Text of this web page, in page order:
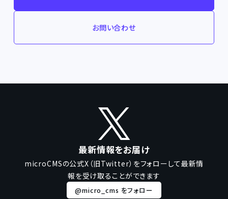
お問い合わせ
最新情報をお届け
microCMSの公式X（旧Twitter）をフォローして最新情
報を受け取ることができます
@micro_cms をフォロー